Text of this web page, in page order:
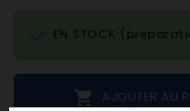
 AJOUTER AU
EN STOCK